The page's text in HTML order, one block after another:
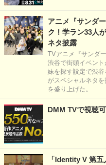
アニメ『サンダ
ク！学ラン33人
ネタ披露
TVアニメ『サンダ
渋谷で街頭イベン
妹を探す設定で渋
がスペシャルネタ
を盛り上げた。
DMM TVで視聴
「Identity V 第